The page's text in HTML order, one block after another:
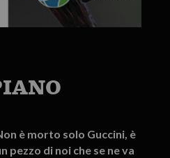
è morto solo Guccini, è
pezzo di noi che se ne va